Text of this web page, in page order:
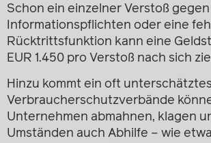
Schon ein einzelner Verstoß
Informationspflichten oder eine
Rücktrittsfunktion kann eine
EUR 1.450 pro Verstoß nach sich
Hinzu kommt ein oft
Verbraucherschutzverbände
Unternehmen abmahnen, klagen
Umständen auch Abhilfe – wie etwa